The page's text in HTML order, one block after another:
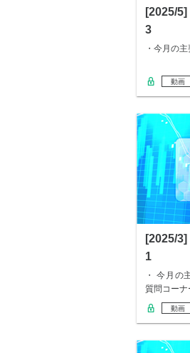
[2025/
3
・今月の
動画
[2025/
1
・ 今月の
質問コー
動画